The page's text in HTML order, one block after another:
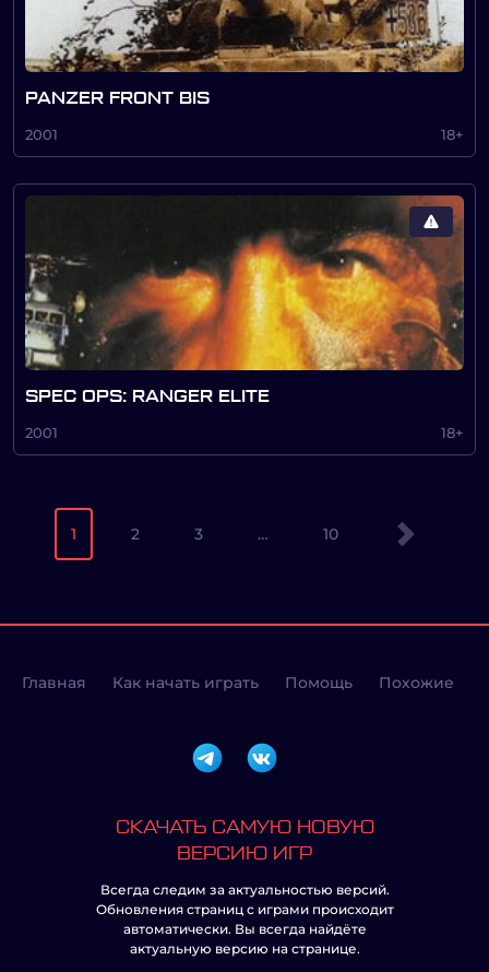
PANZER FRONT BIS
2001 18+
SPEC OPS: RANGER ELITE
2001 18+
1 2 3 … 10
Главная Как начать играть Помощь Похожие
СКАЧАТЬ САМУЮ НОВУЮ
ВЕРСИЮ ИГР
Всегда следим за актуальностью версий.
Обновления страниц с играми происходит
автоматически. Вы всегда найдёте
актуальную версию на странице.